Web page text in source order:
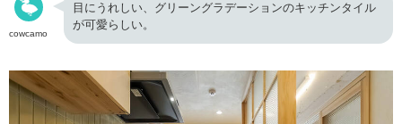
cowcamo
目にうれしい、グリーングラデーションのキッチンタイル
が可愛らしい。